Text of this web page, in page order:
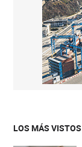
LOS MÁS VISTOS